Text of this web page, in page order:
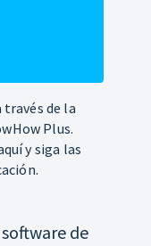
de la
Plus.
y siga las
de